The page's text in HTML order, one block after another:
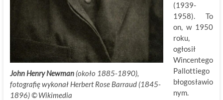
John Henry Newman(około 1885-1890),
fotografię wykonał Herbert Rose Barraud (1845-
1896) ©.Wikimedia
(1939-
1958). To
on, w 1950
roku,
ogłosił
Wincentego
Pallottiego
błogosławio
nym.